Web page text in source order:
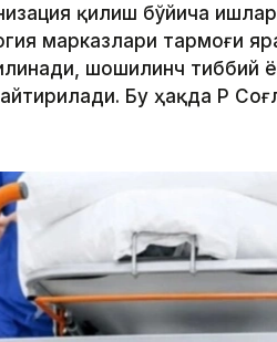
қилиш бўйича
марказлари тармоғи
шошилинч тиббий
Бу ҳақда ҚР